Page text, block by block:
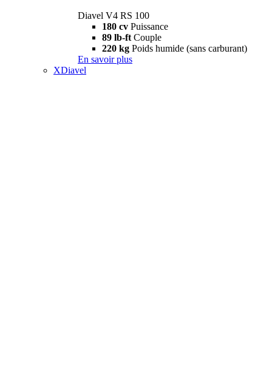
Diavel V4 RS 100
180 cv Puissance
89 lb-ft Couple
220 kg Poids humide (sans carburant)
En savoir plus
XDiavel